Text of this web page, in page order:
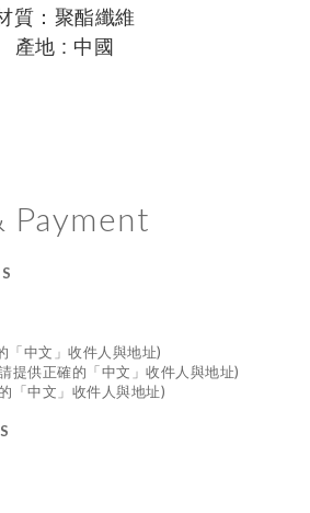
質：聚酯纖維
產地 : 中國
Payment
「中文」收件人與地址)
提供正確的「中文」收件人與地址)
「中文」收件人與地址)